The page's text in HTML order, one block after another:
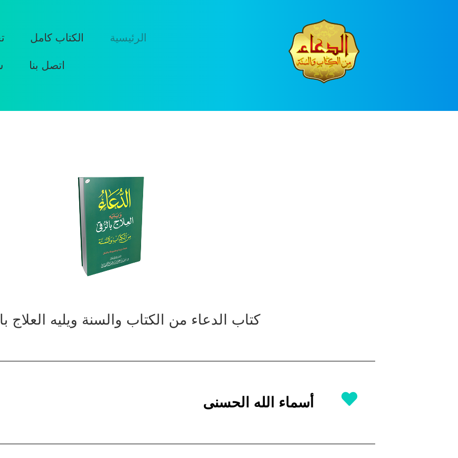
الرئيسية الكتاب كامل
اتصل بنا
كتاب الدعاء من الكتاب والسنة ويليه العلاج
أسماء الله الحسنى